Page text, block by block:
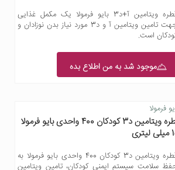
قطره ویتامین آ+د3 بایو فرمولا یک مکمل غذایی
جهت تامین ویتامین آ و د3 مورد نیاز بدن نوزادان و
است.
موجود شد به من اطلاع بده
فرمولا
قطره ویتامین د3 کودکان 400 واحدی بایو فرمولا
قطره ویتامین د3 کودکان 400 واحدی بایو فرمولا به
سلامت سیستم ایمنی کودکان، تامین ویتامین